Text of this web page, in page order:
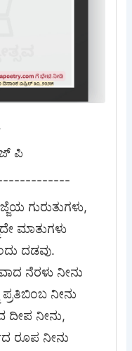
ಪಿ
ಗುರುತುಗಳು,
ಮಾತುಗಳು
ದಡವು.
ನೆರಳು ನೀನು
ನೀನು
ದೀಪ ನೀನು,
ರೂಪ ನೀನು